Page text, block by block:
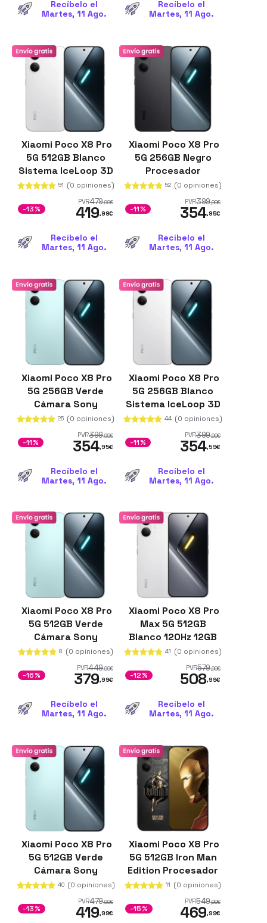
Recíbelo el
Martes, 11 Ago.
Recíbelo el
Martes, 11 Ago.
Xiaomi Poco X8 Pro
5G 512GB Blanco
Sistema IceLoop 3D
12GB de RAM
Corning Gorilla
Glass Victus 2
51 (0 opiniones)
PVR479,99€
419,99€
-13%
Recíbelo el
Martes, 11 Ago.
Xiaomi Poco X8 Pro
5G 256GB Negro
Procesador
Dimensity 8500-
Ultra 8GB de RAM
Batería de 6500
52 (0 opiniones)
PVR399,99€
354,95€
-11%
Recíbelo el
Martes, 11 Ago.
Xiaomi Poco X8 Pro
5G 256GB Verde
Cámara Sony
IMX882 50MP 8GB
de RAM OIS
25 (0 opiniones)
PVR399,99€
354,95€
-11%
Recíbelo el
Martes, 11 Ago.
Xiaomi Poco X8 Pro
5G 256GB Blanco
Sistema IceLoop 3D
8GB de RAM
Corning Gorilla
Glass Victus 2
44 (0 opiniones)
PVR399,99€
354,59€
-11%
Recíbelo el
Martes, 11 Ago.
Xiaomi Poco X8 Pro
5G 512GB Verde
Cámara Sony
IMX882 50MP 8GB
de RAM OIS
8 (0 opiniones)
PVR449,99€
379,99€
-16%
Recíbelo el
Martes, 11 Ago.
Xiaomi Poco X8 Pro
Max 5G 512GB
Blanco 120Hz 12GB
de RAM 3500 nits
41 (0 opiniones)
PVR579,99€
508,99€
-12%
Recíbelo el
Martes, 11 Ago.
Xiaomi Poco X8 Pro
5G 512GB Verde
Cámara Sony
IMX882 50MP 12GB
de RAM OIS
40 (0 opiniones)
PVR479,99€
419,99€
-13%
Xiaomi Poco X8 Pro
5G 512GB Iron Man
Edition Procesador
Dimensity 8500-
Ultra 12GB de RAM
Batería de 6500
11 (0 opiniones)
PVR549,99€
469,99€
-15%